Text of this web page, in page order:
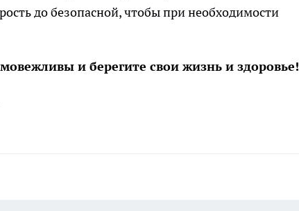
до безопасной, чтобы при необходимости
и берегите свои жизнь и здоровье!